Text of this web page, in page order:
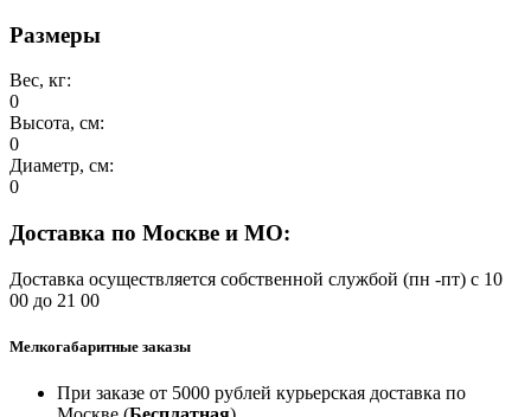
Размеры
Вес, кг:
0
Высота, см:
0
Диаметр, см:
0
Доставка по Москве и МО:
Доставка осуществляется собственной службой (пн -пт) с 10
00 до 21 00
Мелкогабаритные заказы
При заказе от 5000 рублей курьерская доставка по